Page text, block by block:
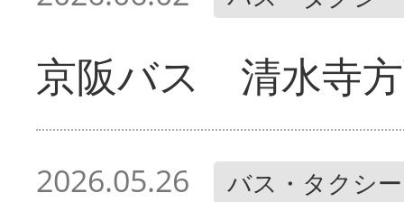
京阪バス 清水寺
2026.05.26 バス・タクシー